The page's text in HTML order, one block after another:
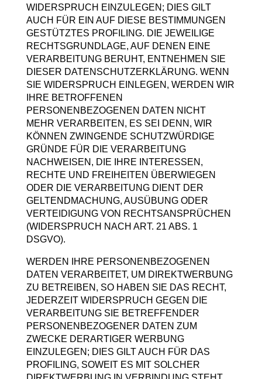
WIDERSPRUCH EINZULEGEN; DIES GILT
AUCH FÜR EIN AUF DIESE BESTIMMUNGEN
GESTÜTZTES PROFILING. DIE JEWEILIGE
RECHTSGRUNDLAGE, AUF DENEN EINE
VERARBEITUNG BERUHT, ENTNEHMEN SIE
DIESER DATENSCHUTZERKLÄRUNG. WENN
SIE WIDERSPRUCH EINLEGEN, WERDEN WIR
IHRE BETROFFENEN
PERSONENBEZOGENEN DATEN NICHT
MEHR VERARBEITEN, ES SEI DENN, WIR
KÖNNEN ZWINGENDE SCHUTZWÜRDIGE
GRÜNDE FÜR DIE VERARBEITUNG
NACHWEISEN, DIE IHRE INTERESSEN,
RECHTE UND FREIHEITEN ÜBERWIEGEN
ODER DIE VERARBEITUNG DIENT DER
GELTENDMACHUNG, AUSÜBUNG ODER
VERTEIDIGUNG VON RECHTSANSPRÜCHEN
(WIDERSPRUCH NACH ART. 21 ABS. 1
DSGVO).
WERDEN IHRE PERSONENBEZOGENEN
DATEN VERARBEITET, UM DIREKTWERBUNG
ZU BETREIBEN, SO HABEN SIE DAS RECHT,
JEDERZEIT WIDERSPRUCH GEGEN DIE
VERARBEITUNG SIE BETREFFENDER
PERSONENBEZOGENER DATEN ZUM
ZWECKE DERARTIGER WERBUNG
EINZULEGEN; DIES GILT AUCH FÜR DAS
PROFILING, SOWEIT ES MIT SOLCHER